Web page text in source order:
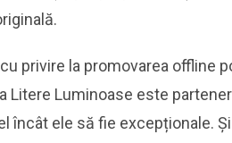
privire la promovarea offline
Litere Luminoase este
încât ele să fie excepționale.